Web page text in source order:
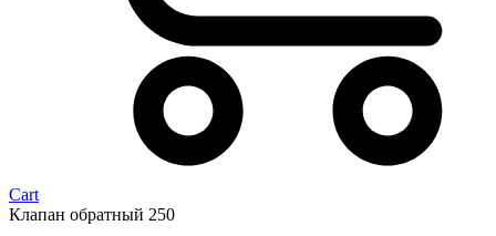
Cart
Клапан обратный 250